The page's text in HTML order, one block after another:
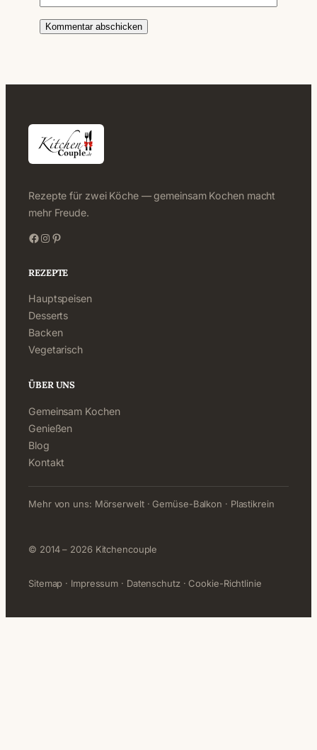
Rezepte für zwei Köche — gemeinsam Kochen macht
mehr Freude.
Facebook Instagram Pinterest
REZEPTE
Hauptspeisen
Desserts
Backen
Vegetarisch
ÜBER UNS
Gemeinsam Kochen
Genießen
Blog
Kontakt
Mehr von uns: Mörserwelt· Gemüse-Balkon · Plastikrein
© 2014 – 2026 Kitchencouple
Sitemap · Impressum · Datenschutz· Cookie-Richtlinie